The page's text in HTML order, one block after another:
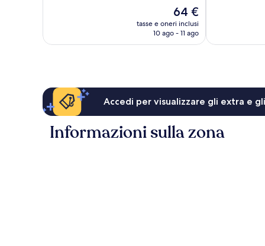
Il
prezzo
attuale
64 €
tasse e oneri inclusi
10 ago - 11 ago
Accedi per visualizzare gli extra e
Informazioni sulla zona